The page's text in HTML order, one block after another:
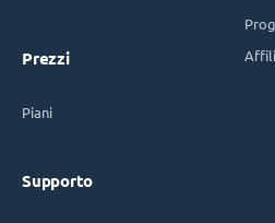
Prezzi
Piani
Supporto